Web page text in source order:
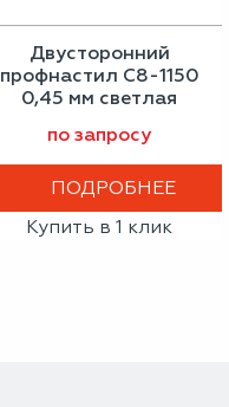
Двусторонний
профнастил С8-1150
0,45 мм светлая
по запросу
ПОДРОБНЕЕ
Купить в 1 клик